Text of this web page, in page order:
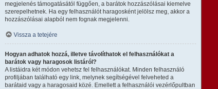
megjelenés támogatásától függően, a barátok hozzászólásai kiemelve
szerepelhetnek. Ha egy felhasználót haragosként jelölsz meg, akkor a
hozzászólásai alapból nem fognak megjelenni.
Vissza a tetejére
Hogyan adhatok hozzá, illetve távolíthatok el felhasználókat a
barátok vagy haragosok listáról?
A listáidra két módon vehetsz fel felhasználókat. Minden felhasználó
profiljában található egy link, melynek segítségével felveheted a
barátaid vagy a haragosaid közé. Emellett a felhasználói vezérlőpultban